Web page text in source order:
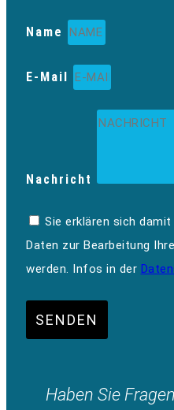
Name
E-Mail
Nachricht
Sie erklären sich
Daten zur Bearbeitung
werden. Infos in der
SENDEN
Haben Sie